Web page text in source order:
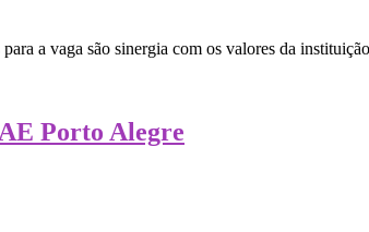
a vaga são sinergia com os valores da
Porto Alegre